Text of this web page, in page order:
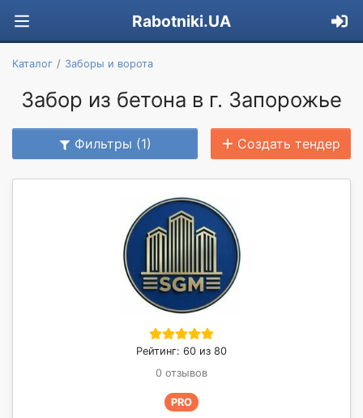
Rabotniki.UA
Каталог Заборы и ворота
Забор из бетона в г. Запорожье
Фильтры (1) Создать тендер
Рейтинг: 60 из 80
0 отзывов
PRO